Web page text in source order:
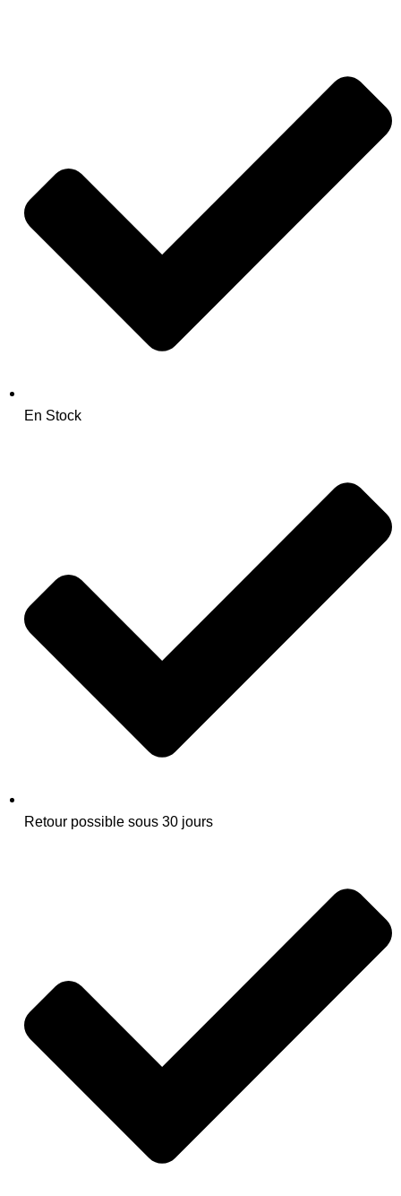
En Stock
Retour possible sous 30 jours